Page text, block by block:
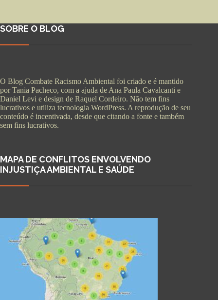
SOBRE O BLOG
O Blog Combate Racismo Ambiental foi criado e é mantido
por Tania Pacheco, com a ajuda de Ana Paula Cavalcanti e
Daniel Levi e design de Raquel Cordeiro. Não tem fins
lucrativos e utiliza tecnologia WordPress. A reprodução de seu
conteúdo é incentivada, desde que citando a fonte e também
sem fins lucrativos.
MAPA DE CONFLITOS ENVOLVENDO
INJUSTIÇA AMBIENTAL E SAÚDE